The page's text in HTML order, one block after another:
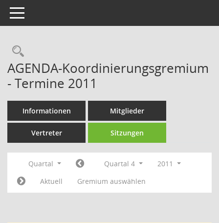
Toggle navigation
Rechercheauswahl
AGENDA-Koordinierungsgremium
- Termine 2011
Informationen Mitglieder
Vertreter Sitzungen
Quartal Quartal 4
2011
Aktuell
Gremium auswählen